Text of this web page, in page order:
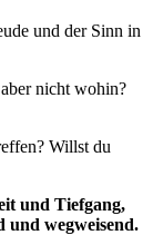
und der Sinn in
nicht wohin?
Willst du
und Tiefgang,
und wegweisend.